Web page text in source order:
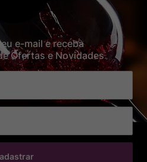
e-mail e receba
Ofertas e Novidades